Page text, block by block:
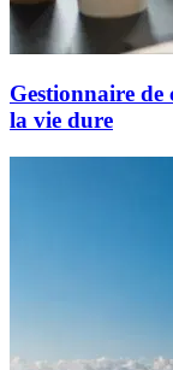
Gestionnaire de
la vie dure